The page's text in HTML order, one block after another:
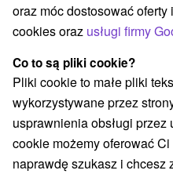
Facebook
Belianske TatryGPS:
N +49° 14'
E +20° 12'
oraz móc dostosować
cookies oraz usługi firmy
Co to są pliki cookie?
Pliki cookie to małe pliki
wykorzystywane przez
usprawnienia obsługi
cookie możemy oferować
naprawdę szukasz i chcesz